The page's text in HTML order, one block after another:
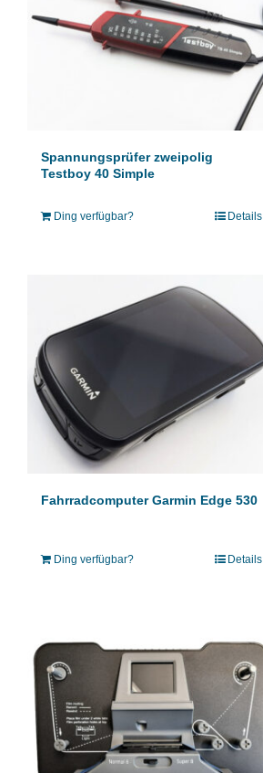
Spannungsprüfer zweipolig
Testboy 40 Simple
Ding verfügbar? Details
Fahrradcomputer Garmin Edge 530
Ding verfügbar? Details